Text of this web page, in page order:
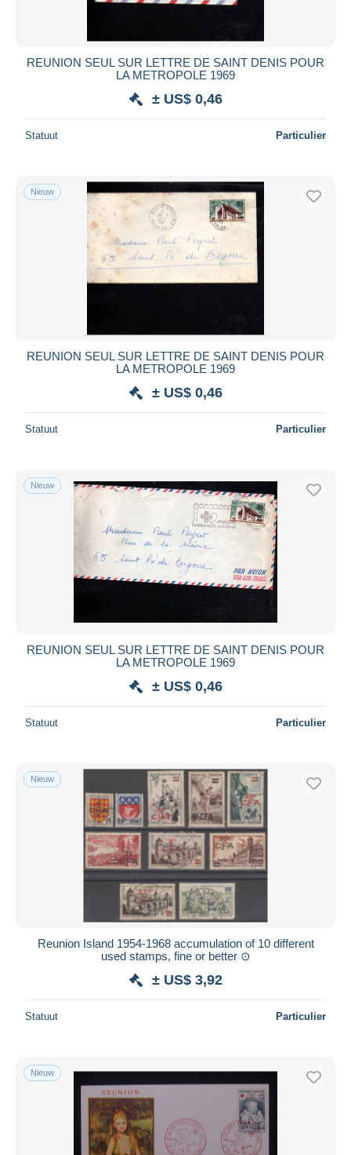
REUNION SEUL SUR LETTRE DE SAINT DENIS POUR
LA METROPOLE 1969
± US$ 0,46
Statuut Particulier
Nieuw
REUNION SEUL SUR LETTRE DE SAINT DENIS POUR
LA METROPOLE 1969
± US$ 0,46
Statuut Particulier
Nieuw
REUNION SEUL SUR LETTRE DE SAINT DENIS POUR
LA METROPOLE 1969
± US$ 0,46
Statuut Particulier
Nieuw
Reunion Island 1954-1968 accumulation of 10 different
used stamps, fine or better ⊙
± US$ 3,92
Statuut Particulier
Nieuw